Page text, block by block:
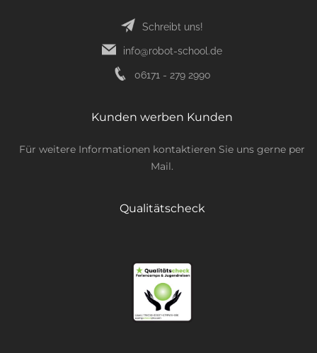
Schreibt uns!
info@robot-school.de
06171 - 279 2990
Kunden werben Kunden
Für weitere Informationen kontaktieren Sie uns gerne per
Mail.
Qualitätscheck